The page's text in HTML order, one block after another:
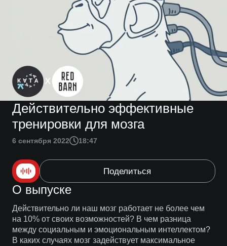
Действительно эффективные
тренировки для мозга
6 сентября 2022 18:47
Поделиться
О выпуске
Действительно ли наш мозг работает не более чем
на 10% от своих возможностей? В чем разница
между социальным и эмоциональным интеллектом?
В каких случаях мозг задействует максимальное